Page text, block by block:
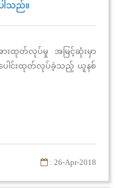
ပါသည်။
ားထုတ်လုပ်မှု အမြင့်ဆုံးမှာ
စုပေါင်းထုတ်လုပ်ခဲ့သည့် ယူနစ်
: 26-Apr-2018